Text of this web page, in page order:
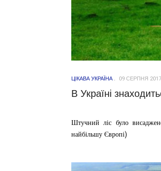
ЦІКАВА УКРАЇНА 09 СЕРПНЯ 2017
В Україні
Штучний ліс було
найбільшу Європі)